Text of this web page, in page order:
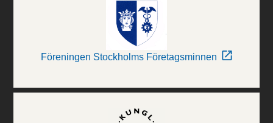
Föreningen Stockholms Företagsminnen